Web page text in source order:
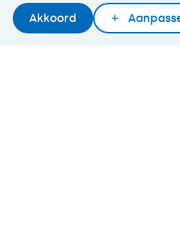
Later lezen Delen
Akkoord